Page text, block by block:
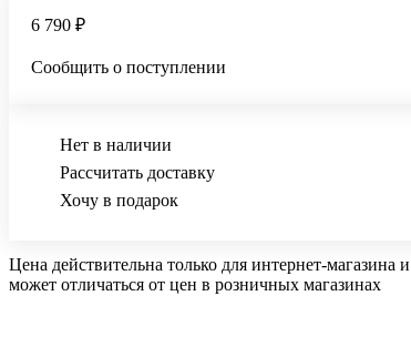
6 790 ₽
Сообщить о поступлении
Нет в наличии
Рассчитать доставку
Хочу в подарок
Цена действительна только для интернет-магазина и
может отличаться от цен в розничных магазинах